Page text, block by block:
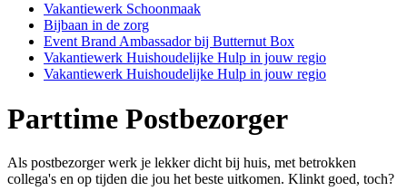
Vakantiewerk Schoonmaak
Bijbaan in de zorg
Event Brand Ambassador bij Butternut Box
Vakantiewerk Huishoudelijke Hulp in jouw regio
Vakantiewerk Huishoudelijke Hulp in jouw regio
Parttime Postbezorger
Als postbezorger werk je lekker dicht bij huis, met betrokken
collega's en op tijden die jou het beste uitkomen. Klinkt goed, toch?